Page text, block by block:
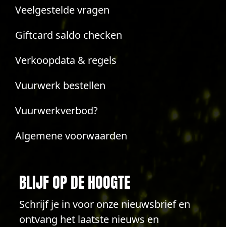
Veelgestelde vragen
Giftcard saldo checken
Verkoopdata & regels
Vuurwerk bestellen
Vuurwerkverbod?
Algemene voorwaarden
BLIJF OP DE HOOGTE
Schrijf je in voor onze nieuwsbrief en
ontvang het laatste nieuws en